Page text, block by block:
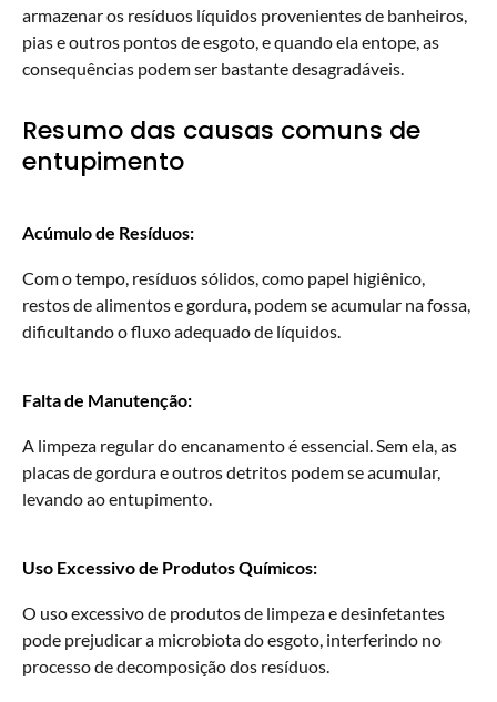
armazenar os resíduos líquidos provenientes de banheiros,
pias e outros pontos de esgoto, e quando ela entope, as
consequências podem ser bastante desagradáveis.
Resumo das causas comuns de
entupimento
Acúmulo de Resíduos:
Com o tempo, resíduos sólidos, como papel higiênico,
restos de alimentos e gordura, podem se acumular na fossa,
dificultando o fluxo adequado de líquidos.
Falta de Manutenção:
A limpeza regular do encanamento é essencial. Sem ela, as
placas de gordura e outros detritos podem se acumular,
levando ao entupimento.
Uso Excessivo de Produtos Químicos:
O uso excessivo de produtos de limpeza e desinfetantes
pode prejudicar a microbiota do esgoto, interferindo no
processo de decomposição dos resíduos.